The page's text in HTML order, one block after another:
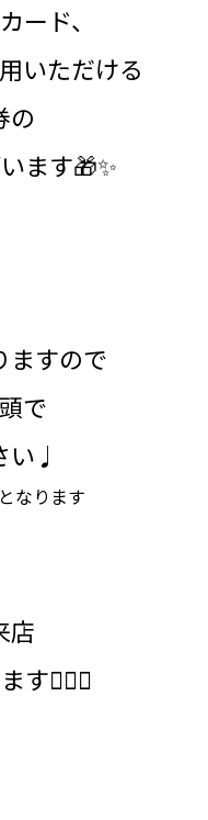
ード、
いただける
の
ます🎁✨
ますので
で
い♩
なります
店
す💁🏻‍♀️